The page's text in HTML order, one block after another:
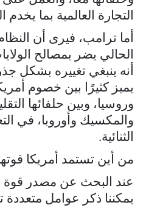
التجارة العالمية بما يخدم
أما ترامب، فيرى أن
الحالي يضر بمصالح
أنه ينبغي تغييره بشكل
يميز كثيرًا بين خصوم
وروسيا، وبين حلفائها
والمكسيك وأوروبا، في
الثنائية.
من أين تستمد أمريكا
عند البحث عن مصدر قوة
يمكننا ذكر عوامل متعددة